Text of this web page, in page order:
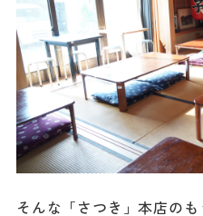
そんな「さつき」本店の